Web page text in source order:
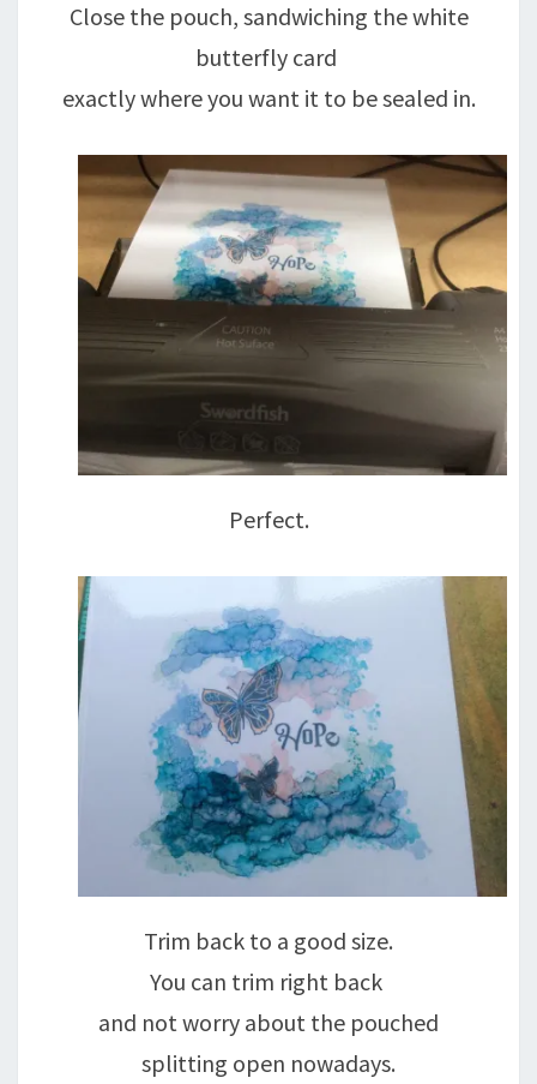
Close the pouch, sandwiching the white
butterfly card
exactly where you want it to be sealed in.
Perfect.
Trim back to a good size.
You can trim right back
and not worry about the pouched
splitting open nowadays.